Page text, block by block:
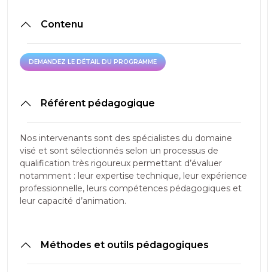
Contenu
DEMANDEZ LE DÉTAIL DU PROGRAMME
DEMANDEZ LE DÉTAIL DU PROGRAMME
Référent pédagogique
Nos intervenants sont des spécialistes du domaine
visé et sont sélectionnés selon un processus de
qualification très rigoureux permettant d’évaluer
notamment : leur expertise technique, leur expérience
professionnelle, leurs compétences pédagogiques et
leur capacité d’animation.
Méthodes et outils pédagogiques